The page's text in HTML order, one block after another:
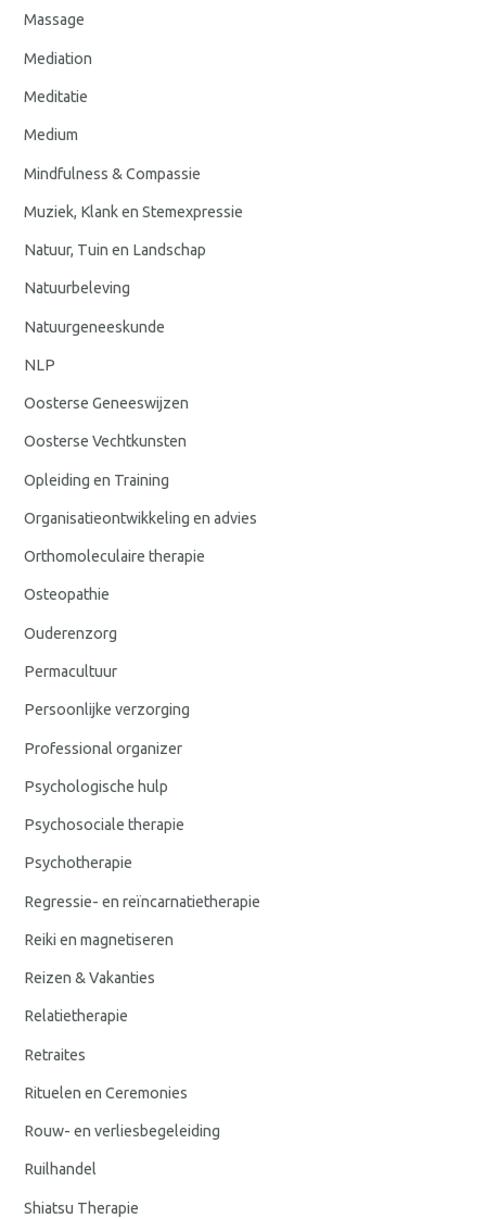
Massage
Mediation
Meditatie
Medium
Mindfulness & Compassie
Muziek, Klank en Stemexpressie
Natuur, Tuin en Landschap
Natuurbeleving
Natuurgeneeskunde
NLP
Oosterse Geneeswijzen
Oosterse Vechtkunsten
Opleiding en Training
Organisatieontwikkeling en advies
Orthomoleculaire therapie
Osteopathie
Ouderenzorg
Permacultuur
Persoonlijke verzorging
Professional organizer
Psychologische hulp
Psychosociale therapie
Psychotherapie
Regressie- en reïncarnatietherapie
Reiki en magnetiseren
Reizen & Vakanties
Relatietherapie
Retraites
Rituelen en Ceremonies
Rouw- en verliesbegeleiding
Ruilhandel
Shiatsu Therapie